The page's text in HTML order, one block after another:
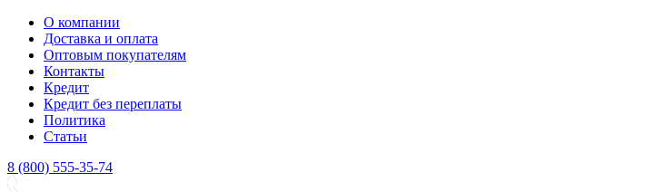
О компании
Доставка и оплата
Оптовым покупателям
Контакты
Кредит
Кредит без переплаты
Политика
Статьи
8 (800) 555-35-74